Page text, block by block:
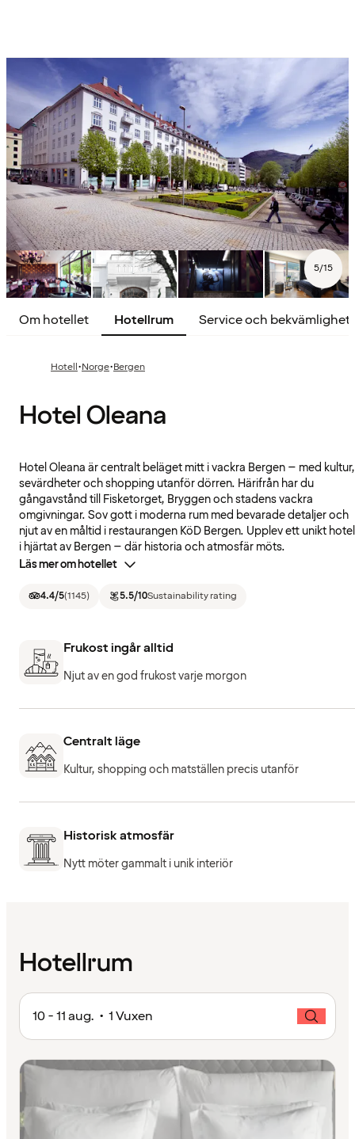
5/15
Om hotellet Hotellrum Service och
Hotell·Norge·Bergen
Hotel Oleana
Hotel Oleana är centralt beläget mitt i vackra Bergen – med kultur,
sevärdheter och shopping utanför dörren. Härifrån har du
gångavstånd till Fisketorget, Bryggen och stadens vackra
omgivningar. Sov gott i moderna rum med bevarade detaljer och
njut av en måltid i restaurangen KöD Bergen. Upplev ett unikt
i hjärtat av Bergen – där historia och atmosfär möts.
Läs mer om hotellet
4.4/5(1145) 5.5/10Sustainability rating
Frukost ingår alltid
Njut av en god frukost varje morgon
Centralt läge
Kultur, shopping och matställen precis utanför
Historisk atmosfär
Nytt möter gammalt i unik interiör
Hotellrum
10 - 11 aug. • 1 Vuxen